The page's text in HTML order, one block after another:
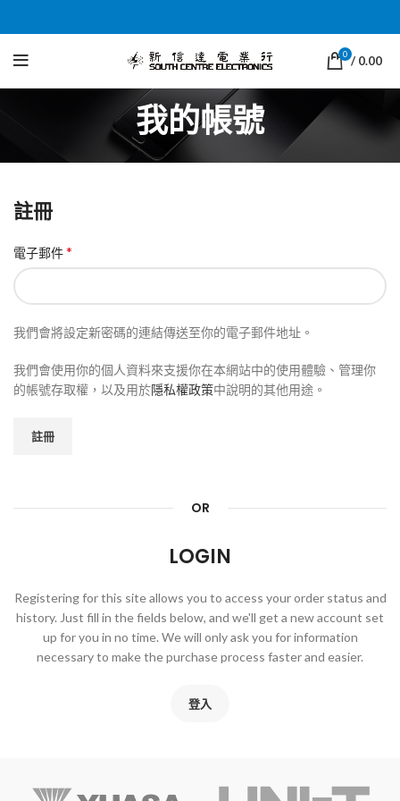
0 / 0.00
我的帳號
註冊
電子郵件*
我們會將設定新密碼的連結傳送至你的電子郵件地址。
我們會使用你的個人資料來支援你在本網站中的使用體驗、管理你
的帳號存取權，以及用於隱私權政策中說明的其他用途。
註冊
OR
LOGIN
Registering for this site allows you to access your order status and
history. Just fill in the fields below, and we'll get a new account set
up for you in no time. We will only ask you for information
necessary to make the purchase process faster and easier.
登入